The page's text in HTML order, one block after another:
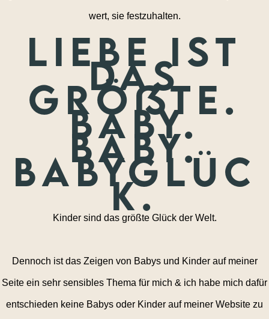
wert, sie festzuhalten.
Liebe ist
das
größte.
Baby.
Baby.
Babyglüc
k.
Kinder sind das größte Glück der Welt.
Dennoch ist das Zeigen von Babys und Kinder auf meiner
Seite ein sehr sensibles Thema für mich & ich habe mich dafür
entschieden keine Babys oder Kinder auf meiner Website zu